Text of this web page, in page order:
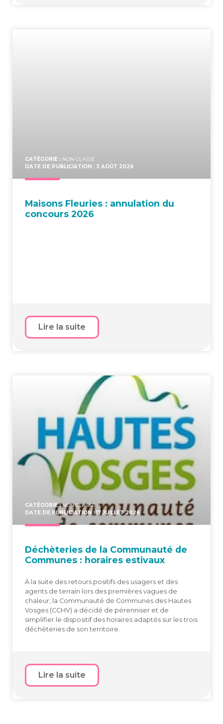
CATÉGORIE : NON CLASSÉ
DATE DE PUBLICIATION : 3 AOÛT 2026
Mai­sons Fleu­ries : annu­la­tion du
concours 2026
Lire la suite
CATÉGORIE :NON CLASSÉ
DATE DE PUBLICIATION : 17 JUILLET 2026
Déchè­te­ries de la Com­mu­nau­té de
Com­munes : horaires estivaux
À la suite des retours positifs des usagers et des
agents de terrain lors des premières vagues de
chaleur, la Communauté de Communes des Hautes
Vosges (CCHV) a décidé de pérenniser et de
simplifier le dispositif des horaires adaptés sur les trois
déchèteries de son territoire.
Lire la suite